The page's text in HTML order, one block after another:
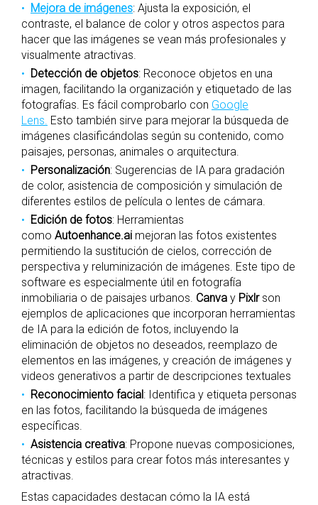
Mejora de imágenes: Ajusta la exposición, el
contraste, el balance de color y otros aspectos para
hacer que las imágenes se vean más profesionales y
visualmente atractivas.
Detección de objetos: Reconoce objetos en una
imagen, facilitando la organización y etiquetado de las
fotografías. Es fácil comprobarlo con Google
Lens. Esto también sirve para mejorar la búsqueda de
imágenes clasificándolas según su contenido, como
paisajes, personas, animales o arquitectura​.
Personalización: Sugerencias de IA para gradación
de color, asistencia de composición y simulación de
diferentes estilos de película o lentes de cámara.
Edición de fotos: Herramientas
como Autoenhance.ai mejoran las fotos existentes
permitiendo la sustitución de cielos, corrección de
perspectiva y reluminización de imágenes. Este tipo de
software es especialmente útil en fotografía
inmobiliaria o de paisajes urbanos​. Canva y Pixlrson
ejemplos de aplicaciones que incorporan herramientas
de IA para la edición de fotos, incluyendo la
eliminación de objetos no deseados, reemplazo de
elementos en las imágenes, y creación de imágenes y
videos generativos a partir de descripciones textuales​
Reconocimiento facial: Identifica y etiqueta personas
en las fotos, facilitando la búsqueda de imágenes
específicas​.
Asistencia creativa: Propone nuevas composiciones,
técnicas y estilos para crear fotos más interesantes y
atractivas.
Estas capacidades destacan cómo la IA está